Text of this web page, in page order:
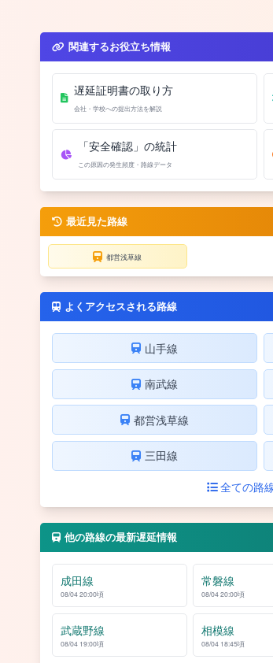
関連するお役立ち情報
遅延証明書の取り方
会社・学校への提出方法を解説
「安全確認」の統計
この原因の発生頻度・路線データ
最近見た路線
都営浅草線
よくアクセスされる路線
山手線
南武線
都営浅草線
三田線
全ての路
他の路線の最新遅延情報
成田線
08/04 20:00頃
常磐線
08/04 20:00頃
武蔵野線
08/04 19:00頃
相模線
08/04 18:45頃